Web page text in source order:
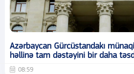
Azərbaycan Gürcüstandakı
həllinə tam dəstəyini bir daha
08:59